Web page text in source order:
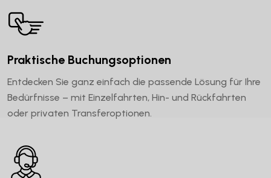
Praktische Buchungsoptionen
Entdecken Sie ganz einfach die passende Lösung für Ihre
Bedürfnisse – mit Einzelfahrten, Hin- und Rückfahrten
oder privaten Transferoptionen.